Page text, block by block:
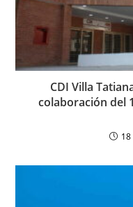
CDI Villa
colaboración del